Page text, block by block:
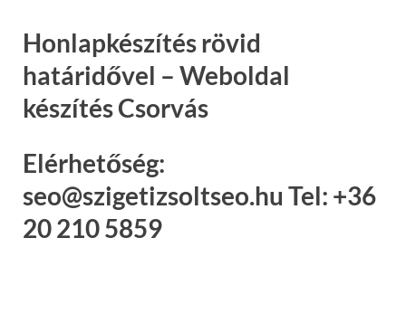
Honlapkészítés rövid
határidővel – Weboldal
készítés Csorvás
Elérhetőség:
seo@szigetizsoltseo.hu Tel: +36
20 210 5859